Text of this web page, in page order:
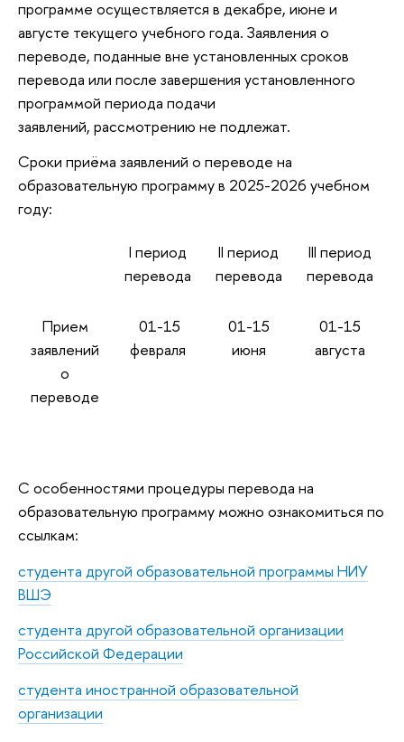
программе осуществляется в декабре, июне и
августе текущего учебного года. Заявления о
переводе, поданные вне установленных сроков
перевода или после завершения установленного
программой периода подачи
заявлений, рассмотрению не подлежат.
Сроки приёма заявлений о переводе на
образовательную программу в 2025-2026 учебном
году:
I период
перевода
II период
перевода
III период
перевода
Прием
заявлений
о
переводе
01-15
февраля
01-15
июня
01-15
августа
С особенностями процедуры перевода на
образовательную программу можно ознакомиться по
ссылкам:
студента другой образовательной программы НИУ
ВШЭ
студента другой образовательной организации
Российской Федерации
студента иностранной образовательной
организации